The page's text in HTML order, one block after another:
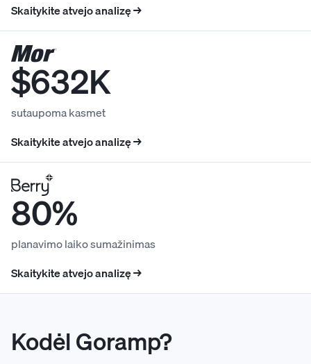
Skaitykite atvejo analizę →
$632K
sutaupoma kasmet
Skaitykite atvejo analizę →
80%
planavimo laiko sumažinimas
Skaitykite atvejo analizę →
Kodėl Goramp?